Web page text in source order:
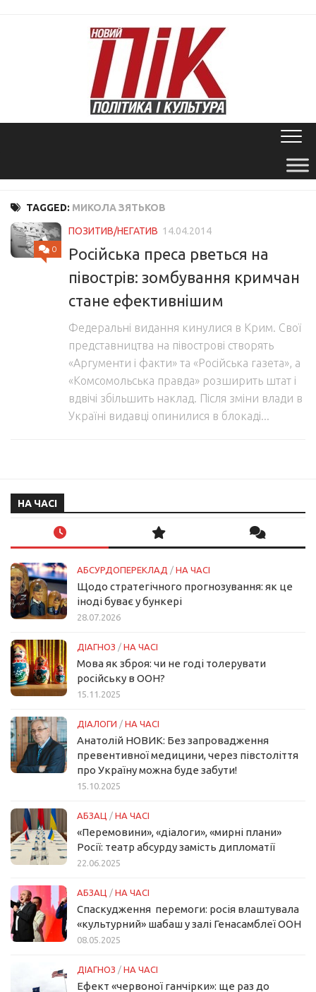
TAGGED: МИКОЛА ЗЯТЬКОВ
0
ПОЗИТИВ/НЕГАТИВ 14.04.2014
Російська преса рветься на
півострів: зомбування кримчан
стане ефективнішим
Федеральні видання кинулися в Крим. Свої
представництва на півострові створять
«Аргументи і факти» та «Російська газета», а
«Комсомольська правда» розширить штат і
вдвічі збільшить наклад. Після зміни влади в
Україні видавці опинилися в блокаді...
НА ЧАСІ
АБСУРДОПЕРЕКЛАД / НА ЧАСІ
Щодо стратегічного прогнозування: як це
іноді буває у бункері
28.07.2026
ДІАГНОЗ / НА ЧАСІ
Мова як зброя: чи не годі толерувати
російську в ООН?
15.11.2025
ДІАЛОГИ / НА ЧАСІ
Анатолій НОВИК: Без запровадження
превентивної медицини, через півстоліття
про Україну можна буде забути!
15.10.2025
АБЗАЦ / НА ЧАСІ
«Перемовини», «діалоги», «мирні плани»
Росії: театр абсурду замість дипломатії
22.06.2025
АБЗАЦ / НА ЧАСІ
Спаскудження перемоги: росія влаштувала
«культурний» шабаш у залі Генасамблеї ООН
08.05.2025
ДІАГНОЗ / НА ЧАСІ
Ефект «червоної ганчірки»: ще раз до